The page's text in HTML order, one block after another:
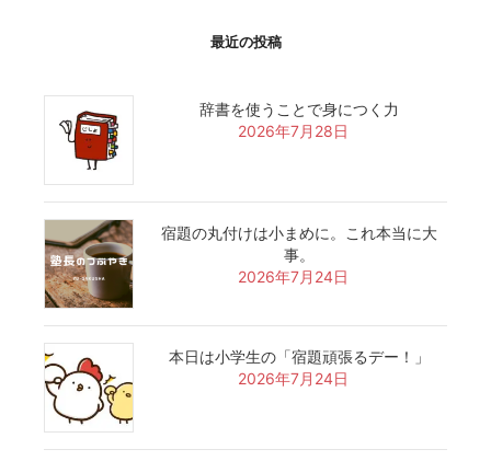
最近の投稿
辞書を使うことで身につく力
2026年7月28日
宿題の丸付けは小まめに。これ本当に大
事。
2026年7月24日
本日は小学生の「宿題頑張るデー！」
2026年7月24日